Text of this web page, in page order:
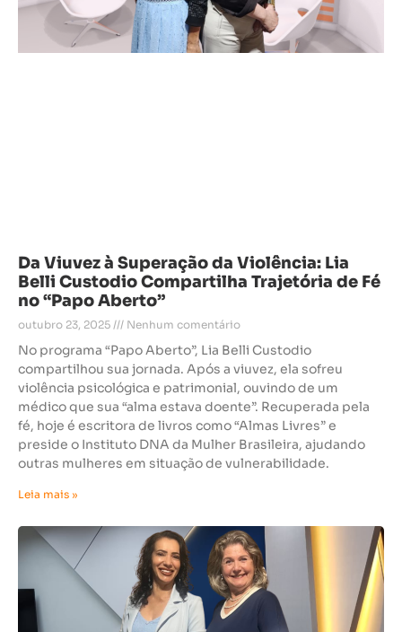
Da Viuvez à Superação da Violência: Lia
Belli Custodio Compartilha Trajetória de Fé
no “Papo Aberto”
outubro 23, 2025 Nenhum comentário
No programa “Papo Aberto”, Lia Belli Custodio
compartilhou sua jornada. Após a viuvez, ela sofreu
violência psicológica e patrimonial, ouvindo de um
médico que sua “alma estava doente”. Recuperada pela
fé, hoje é escritora de livros como “Almas Livres” e
preside o Instituto DNA da Mulher Brasileira, ajudando
outras mulheres em situação de vulnerabilidade.
Leia mais »